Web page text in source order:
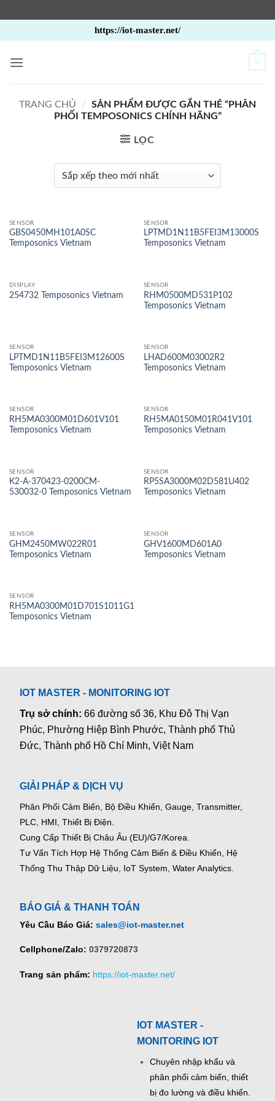
qua
nội
https://iot-master.net/
0
TRANG CHỦ /
SẢN PHẨM ĐƯỢC GẮN THẺ “PHÂN
PHỐI TEMPOSONICS CHÍNH HÃNG”
LỌC
SENSOR
GBS0450MH101A0SC
Temposonics Vietnam
SENSOR
LPTMD1N11B5FEI3M13000S
Temposonics Vietnam
DISPLAY
254732 Temposonics Vietnam
SENSOR
RHM0500MD531P102
Temposonics Vietnam
SENSOR
LPTMD1N11B5FEI3M12600S
Temposonics Vietnam
SENSOR
LHAD600M03002R2
Temposonics Vietnam
SENSOR
RH5MA0300M01D601V101
Temposonics Vietnam
SENSOR
RH5MA0150M01R041V101
Temposonics Vietnam
SENSOR
K2-A-370423-0200CM-
530032-0 Temposonics Vietnam
SENSOR
RP5SA3000M02D581U402
Temposonics Vietnam
SENSOR
GHM2450MW022R01
Temposonics Vietnam
SENSOR
GHV1600MD601A0
Temposonics Vietnam
SENSOR
RH5MA0300M01D701S1011G1
Temposonics Vietnam
IOT MASTER - MONITORING IOT
Trụ sở chính:66 đường số 36, Khu Đô Thị Vạn
Phúc, Phường Hiệp Bình Phước, Thành phố Thủ
Đức, Thành phố Hồ Chí Minh, Việt Nam
GIẢI PHÁP & DỊCH VỤ
Phân Phối Cảm Biến, Bộ Điều Khiển, Gauge, Transmitter,
PLC, HMI, Thiết Bị Điện.
Cung Cấp Thiết Bị Châu Âu (EU)/G7/Korea.
Tư Vấn Tích Hợp Hệ Thống Cảm Biến & Điều Khiển, Hệ
Thống Thu Thập Dữ Liệu, IoT System, Water Analytics.
BÁO GIÁ & THANH TOÁN
Yêu Cầu Báo Giá: sales@iot-master.net
Cellphone/Zalo: 0379720873
Trang sản phẩm: https://iot-master.net/
IOT MASTER -
MONITORING IOT
Chuyên nhập khẩu và
phân phối cảm biến, thiết
bị đo lường và điều khiển.